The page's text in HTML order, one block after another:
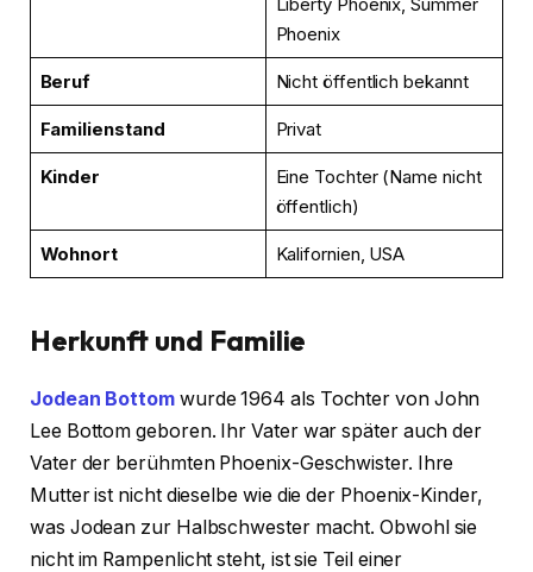
Phoenix
Beruf Nicht öffentlich bekannt
Familienstand Privat
Kinder
Eine Tochter (Name nicht
öffentlich)
Wohnort Kalifornien, USA
Herkunft und Familie
Jodean Bottomwurde 1964 als Tochter von John
Lee Bottom geboren. Ihr Vater war später auch der
Vater der berühmten Phoenix-Geschwister. Ihre
Mutter ist nicht dieselbe wie die der Phoenix-Kinder,
was Jodean zur Halbschwester macht. Obwohl sie
nicht im Rampenlicht steht, ist sie Teil einer